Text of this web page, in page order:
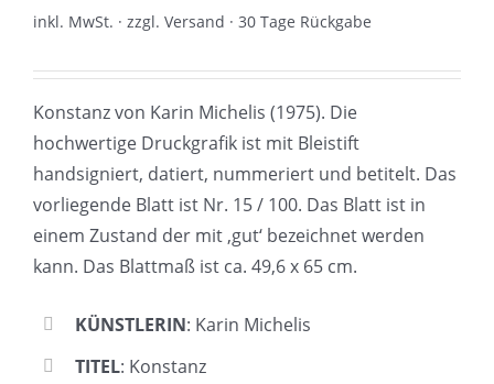
inkl. MwSt. · zzgl. Versand · 30 Tage Rückgabe
Konstanz von Karin Michelis (1975). Die
hochwertige Druckgrafik ist mit Bleistift
handsigniert, datiert, nummeriert und betitelt. Das
vorliegende Blatt ist Nr. 15 / 100. Das Blatt ist in
einem Zustand der mit ‚gut‘ bezeichnet werden
kann. Das Blattmaß ist ca. 49,6 x 65 cm.
KÜNSTLERIN: Karin Michelis
TITEL: Konstanz